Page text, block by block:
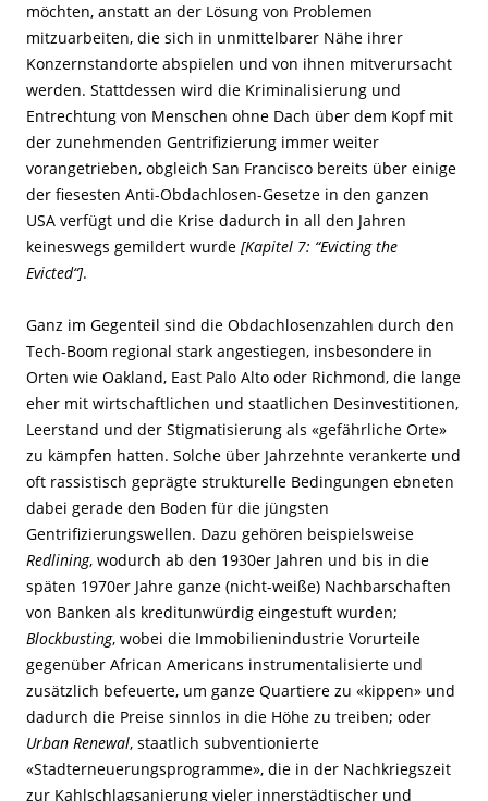
möchten, anstatt an der Lösung von Problemen
mitzuarbeiten, die sich in unmittelbarer Nähe ihrer
Konzernstandorte abspielen und von ihnen mitverursacht
werden. Stattdessen wird die Kriminalisierung und
Entrechtung von Menschen ohne Dach über dem Kopf mit
der zunehmenden Gentrifizierung immer weiter
vorangetrieben, obgleich San Francisco bereits über einige
der fiesesten Anti-Obdachlosen-Gesetze in den ganzen
USA verfügt und die Krise dadurch in all den Jahren
keineswegs gemildert wurde [Kapitel 7: “Evicting the
Evicted“].
Ganz im Gegenteil sind die Obdachlosenzahlen durch den
Tech-Boom regional stark angestiegen, insbesondere in
Orten wie Oakland, East Palo Alto oder Richmond, die lange
eher mit wirtschaftlichen und staatlichen Desinvestitionen,
Leerstand und der Stigmatisierung als «gefährliche Orte»
zu kämpfen hatten. Solche über Jahrzehnte verankerte und
oft rassistisch geprägte strukturelle Bedingungen ebneten
dabei gerade den Boden für die jüngsten
Gentrifizierungswellen. Dazu gehören beispielsweise
Redlining, wodurch ab den 1930er Jahren und bis in die
späten 1970er Jahre ganze (nicht-weiße) Nachbarschaften
von Banken als kreditunwürdig eingestuft wurden;
Blockbusting, wobei die Immobilienindustrie Vorurteile
gegenüber African Americans instrumentalisierte und
zusätzlich befeuerte, um ganze Quartiere zu «kippen» und
dadurch die Preise sinnlos in die Höhe zu treiben; oder
Urban Renewal, staatlich subventionierte
«Stadterneuerungsprogramme», die in der Nachkriegszeit
zur Kahlschlagsanierung vieler innerstädtischer und